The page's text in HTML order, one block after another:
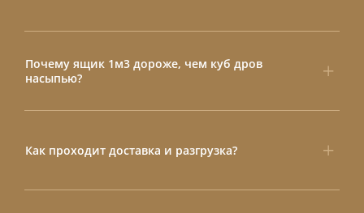
Почему ящик 1м3 дороже, чем куб дров
насыпью?
Как проходит доставка и разгрузка?